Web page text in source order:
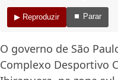
▶ Reproduzir ⏹ Parar
O governo de São
Complexo Desportivo